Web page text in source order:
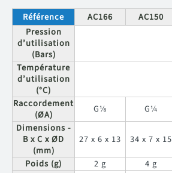
Référence AC166 AC150
Pression
d’utilisation
(Bars)
Température
d’utilisation
(°C)
Raccordement
(ØA)
G⅛ G¼
Dimensions -
B x C x ØD
(mm)
27 x 6 x 13 34 x 7 x 15
Poids (g)
2 g 4 g